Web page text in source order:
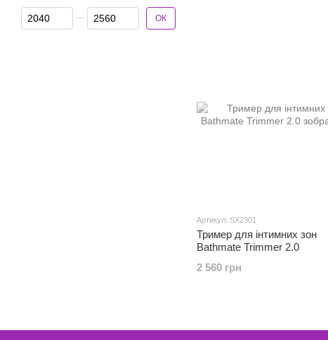
Артикул: SX2301
Тример для інтимних зон
Bathmate Trimmer 2.0
2 560 грн
Від Ціна, грн
До Ціна, грн ОК